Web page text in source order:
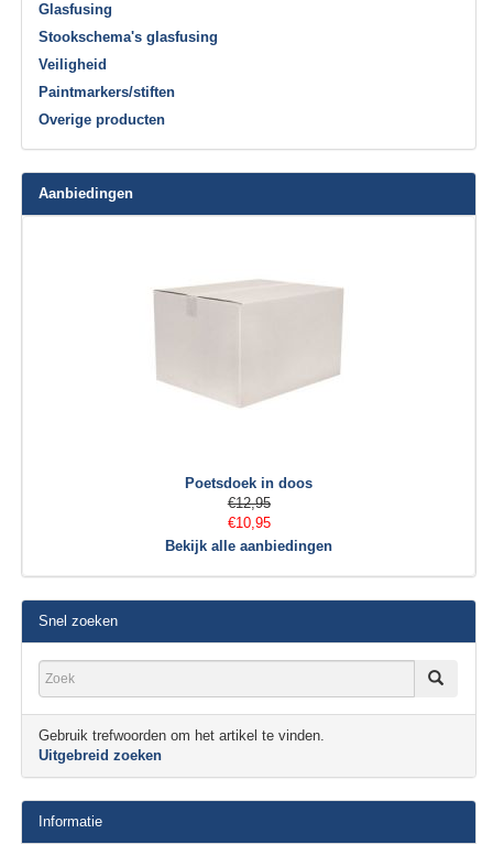
Glasfusing
Stookschema's glasfusing
Veiligheid
Paintmarkers/stiften
Overige producten
Aanbiedingen
Poetsdoek in doos
€12,95
€10,95
Bekijk alle aanbiedingen
Snel zoeken
Gebruik trefwoorden om het artikel te vinden.
Uitgebreid zoeken
Informatie